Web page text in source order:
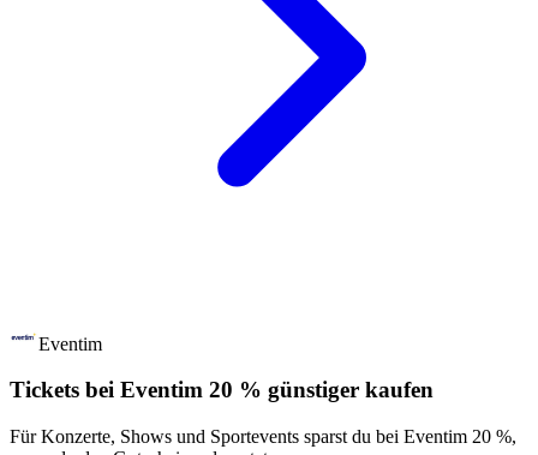
Eventim
Tickets bei Eventim 20 % günstiger kaufen
Für Konzerte, Shows und Sportevents sparst du bei Eventim 20 %,